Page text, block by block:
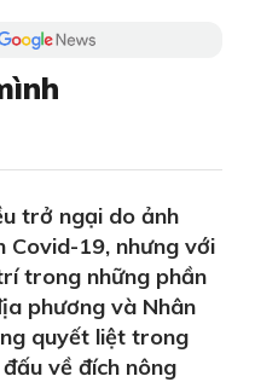
trở ngại do ảnh
Covid-19, nhưng với
trong những phần
phương và Nhân
quyết liệt trong
về đích nông